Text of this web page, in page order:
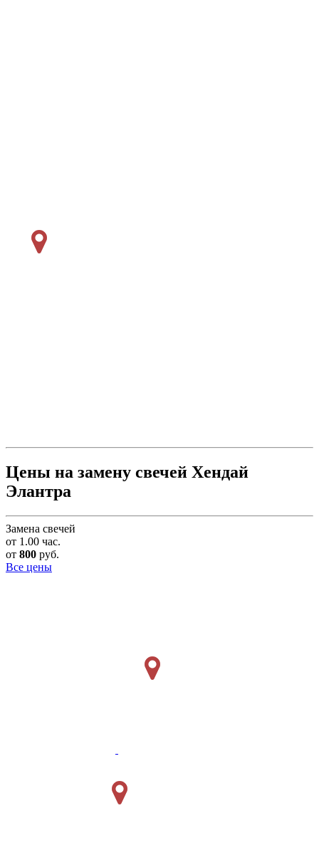
Цены на замену свечей Хендай
Элантра
Замена свечей
от 1.00 час.
от 800 руб.
Все цены